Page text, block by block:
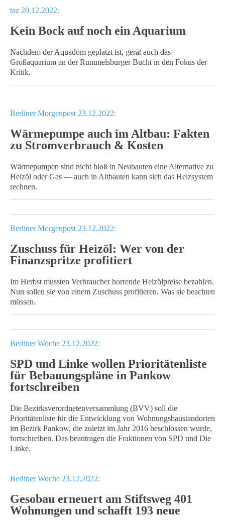
taz 20.12.2022:
Kein Bock auf noch ein Aquarium
Nachdem der Aquadom geplatzt ist, gerät auch das
Großaquarium an der Rummelsburger Bucht in den Fokus der
Kritik.
Berliner Morgenpost 23.12.2022:
Wärmepumpe auch im Altbau: Fakten
zu Stromverbrauch & Kosten
Wärmepumpen sind nicht bloß in Neubauten eine Alternative zu
Heizöl oder Gas — auch in Altbauten kann sich das Heizsystem
rechnen.
Berliner Morgenpost 23.12.2022:
Zuschuss für Heizöl: Wer von der
Finanzspritze profitiert
Im Herbst mussten Verbraucher horrende Heizölpreise bezahlen.
Nun sollen sie von einem Zuschuss profitieren. Was sie beachten
müssen.
Berliner Woche 23.12.2022:
SPD und Linke wollen Prioritätenliste
für Bebauungspläne in Pankow
fortschreiben
Die Bezirksverordnetenversammlung (BVV) soll die
Prioritätenliste für die Entwicklung von Wohnungsbaustandorten
im Bezirk Pankow, die zuletzt im Jahr 2016 beschlossen wurde,
fortschreiben. Das beantragen die Fraktionen von SPD und Die
Linke.
Berliner Woche 23.12.2022:
Gesobau erneuert am Stiftsweg 401
Wohnungen und schafft 193 neue